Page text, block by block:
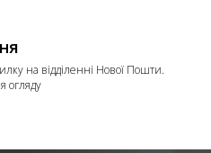
на відділенні Нової Пошти.
огляду